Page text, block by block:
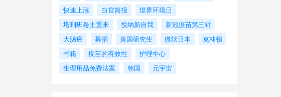
快速上涨
白宫简报
世界环境日
塔利班卷土重来
悦纳新自我
新冠疫苗第三针
大肠癌
募捐 美国研究生 微软日本
克林顿
书籍
疫苗的有效性
护理中心
生理用品免费法案
韩国 元宇宙